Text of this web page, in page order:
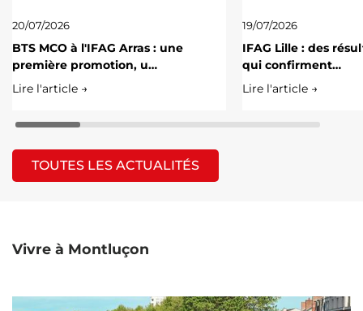
20/07/2026
BTS MCO à l'IFAG Arras : une
première promotion, u…
Lire l'article →
19/07/2026
IFAG Lille : des
qui confirment…
Lire l'article →
TOUTES LES ACTUALITÉS
Vivre à Montluçon